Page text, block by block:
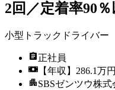
2回／定着率90
小型トラックドライバー
正社員
【年収】286.1万
SBSゼンツウ株